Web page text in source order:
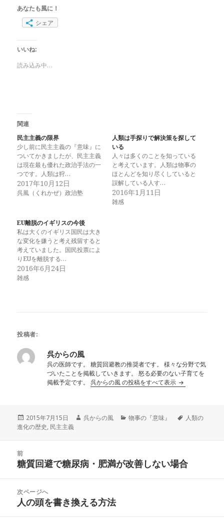
あなたも風に！
シェア
いいね:
読み込み中…
関連
民主主義の限界
少し前に民主主義の『意味』に
ついてかきましたが、民主主義
は現在最も優れた政治手法の一
つです。人類は狩…
2017年10月12日
呉風（くれかぜ）政治塾
人類は手探りで解決策を探して
いる
人々は多くのことを知っている
と考えています。人類は物事の
ほとんどを知り尽くしていると
誤解している人す…
2016年1月11日
雑感
EU離脱のイギリスの今後
私は大くのイギリス国民は大き
な変化を嫌うと考え残留すると
考えていました。国民投票によ
りEUを離脱する…
2016年6月24日
雑感
投稿者:
呉からの風
呉の医師です。 糖質回避教の推奨者です。 様々な分野で気
づいたことを掲載していきます。 怒る必要のない子育てを
掲載予定です。呉からの風 の投稿をすべて表示
投
稿
2015年7月15日
作
呉からの風
カ
物事の『意味』
タ
人類の
進化の歴史, 民主主義
前
前
投
稿:
糖質回避で糖尿病・肥満が改善しない場合
次ページへ
次
人の頭を書き換える方法